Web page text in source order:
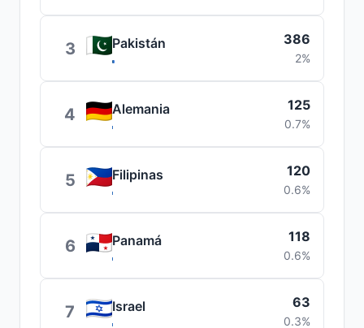
3 Pakistán 386
2%
4 Alemania 125
0.7%
5 Filipinas 120
0.6%
6 Panamá 118
0.6%
7 Israel 63
0.3%